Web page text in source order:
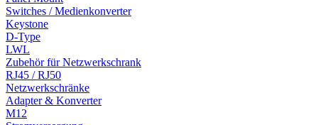
Switches / Medienkonverter
Keystone
D-Type
LWL
Zubehör für Netzwerkschrank
RJ45 / RJ50
Netzwerkschränke
Adapter & Konverter
M12